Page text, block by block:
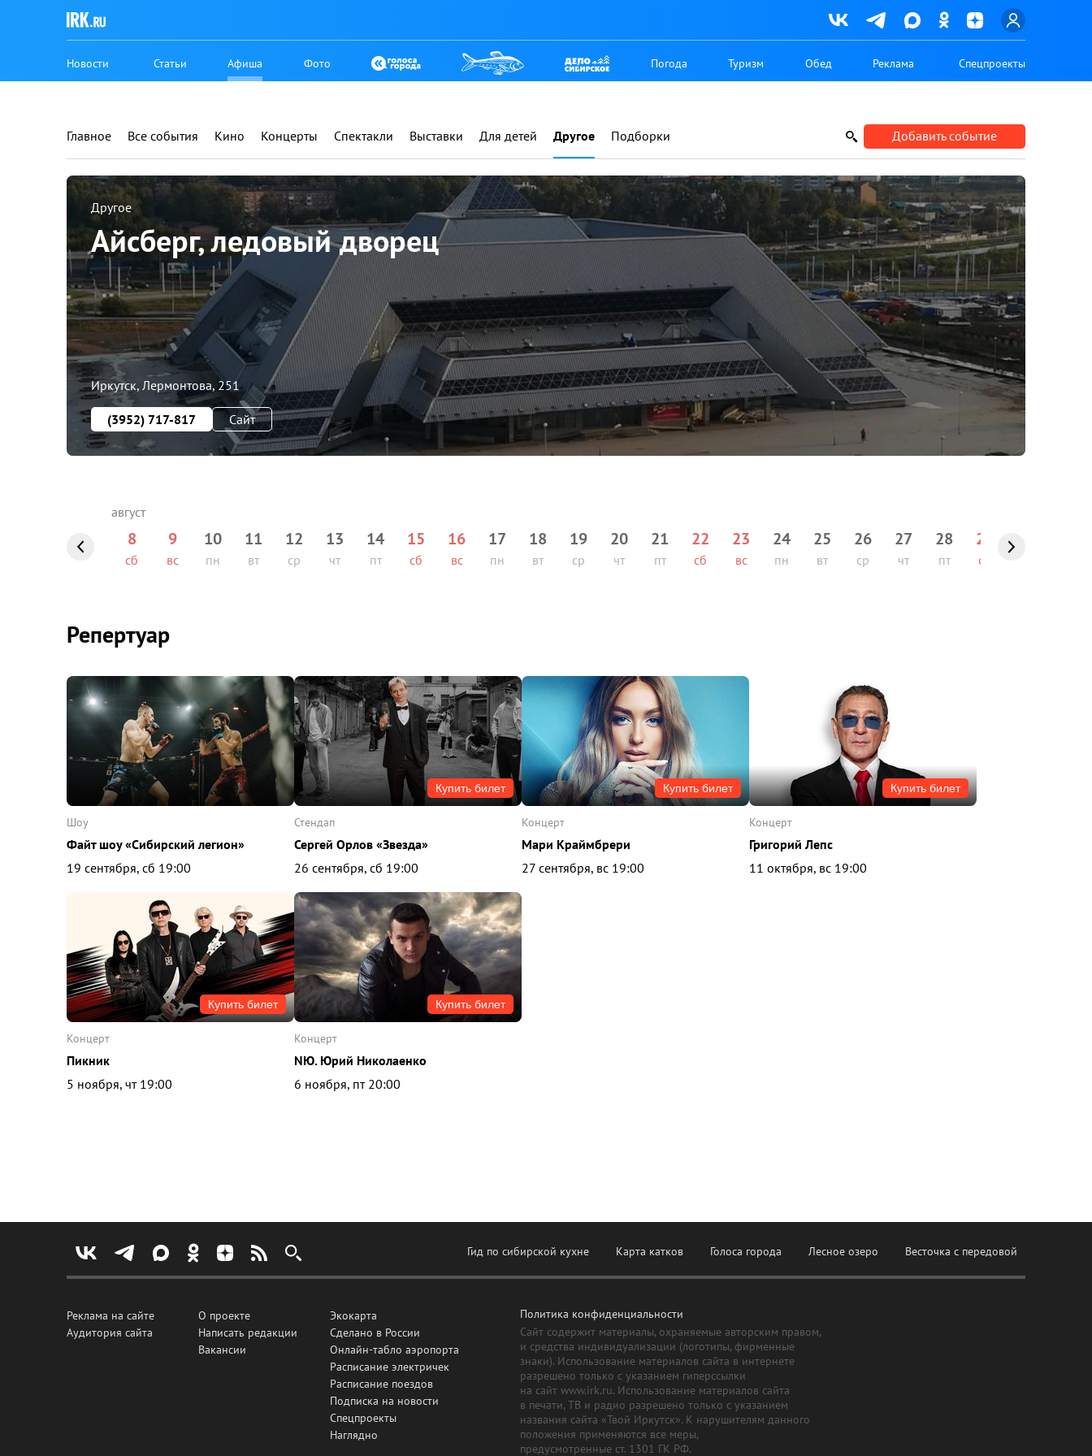
Новости Статьи Афиша Фото Погода Туризм Обед Реклама Спецпроекты
Главное Все события Кино Концерты Спектакли Выставки Для детей Другое Подборки Добавить событие
Другое
Айсберг, ледовый дворец
Иркутск, Лермонтова, 251
(3952) 717-817 Сайт
8
сб
9
вс
10
пн
11
вт
12
ср
13
чт
14
пт
15
сб
16
вс
17
пн
18
вт
19
ср
20
чт
21
пт
22
сб
23
вс
24
пн
25
вт
26
ср
27
чт
28
пт
29
сб
Репертуар
шоу
Файт шоу «Сибирский легион»
19 сентября, сб 19:00
Купить билет
стендап
Сергей Орлов «Звезда»
26 сентября, сб 19:00
Купить билет
концерт
Мари Краймбрери
27 сентября, вс 19:00
Купить билет
концерт
Григорий Лепс
11 октября, вс 19:00
Купить билет
концерт
Пикник
5 ноября, чт 19:00
Купить билет
концерт
NЮ. Юрий Николаенко
6 ноября, пт 20:00
Гид по сибирской кухне Карта катков Голоса города Лесное озеро Весточка с передовой
Реклама на сайте
Аудитория сайта
О проекте
Написать редакции
Вакансии
Экокарта
Сделано в России
Онлайн-табло аэропорта
Расписание электричек
Расписание поездов
Подписка на новости
Спецпроекты
Наглядно
Политика конфиденциальности
Сайт содержит материалы, охраняемые авторским правом,
и средства индивидуализации (логотипы, фирменные
знаки). Использование материалов сайта в интернете
разрешено только с указанием гиперссылки
на сайт www.irk.ru. Использование материалов сайта
в печати, ТВ и радио разрешено только с указанием
названия сайта «Твой Иркутск». К нарушителям данного
положения применяются все меры,
предусмотренные ст. 1301 ГК РФ.